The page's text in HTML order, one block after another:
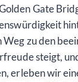
Gate
Weg zu den
steigt,
erleben wir